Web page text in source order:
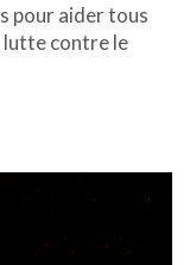
pour aider tous
lutte contre le